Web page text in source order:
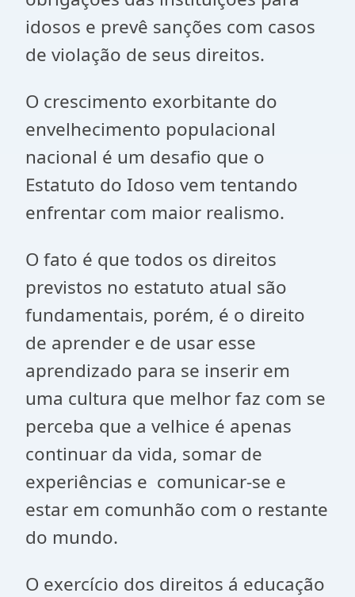
idosos e prevê sanções com casos
de violação de seus direitos.
O crescimento exorbitante do
envelhecimento populacional
nacional é um desafio que o
Estatuto do Idoso vem tentando
enfrentar com maior realismo.
O fato é que todos os direitos
previstos no estatuto atual são
fundamentais, porém, é o direito
de aprender e de usar esse
aprendizado para se inserir em
uma cultura que melhor faz com se
perceba que a velhice é apenas
continuar da vida, somar de
experiências e comunicar-se e
estar em comunhão com o restante
do mundo.
O exercício dos direitos á educação